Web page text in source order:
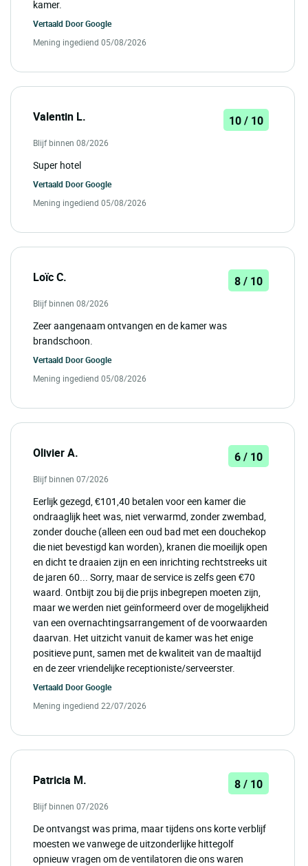
kamer.
Vertaald DoorGoogle
Mening ingediend 05/08/2026
Valentin L. 10 / 10
Blijf binnen 08/2026
Super hotel
Vertaald DoorGoogle
Mening ingediend 05/08/2026
Loïc C. 8 / 10
Blijf binnen 08/2026
Zeer aangenaam ontvangen en de kamer was
brandschoon.
Vertaald DoorGoogle
Mening ingediend 05/08/2026
Olivier A. 6 / 10
Blijf binnen 07/2026
Eerlijk gezegd, €101,40 betalen voor een kamer die
ondraaglijk heet was, niet verwarmd, zonder zwembad,
zonder douche (alleen een oud bad met een douchekop
die niet bevestigd kan worden), kranen die moeilijk open
en dicht te draaien zijn en een inrichting rechtstreeks uit
de jaren 60... Sorry, maar de service is zelfs geen €70
waard. Ontbijt zou bij die prijs inbegrepen moeten zijn,
maar we werden niet geïnformeerd over de mogelijkheid
van een overnachtingsarrangement of de voorwaarden
daarvan. Het uitzicht vanuit de kamer was het enige
positieve punt, samen met de kwaliteit van de maaltijd
en de zeer vriendelijke receptioniste/serveerster.
Vertaald DoorGoogle
Mening ingediend 22/07/2026
Patricia M. 8 / 10
Blijf binnen 07/2026
De ontvangst was prima, maar tijdens ons korte verblijf
moesten we vanwege de uitzonderlijke hittegolf
opnieuw vragen om de ventilatoren die ons waren